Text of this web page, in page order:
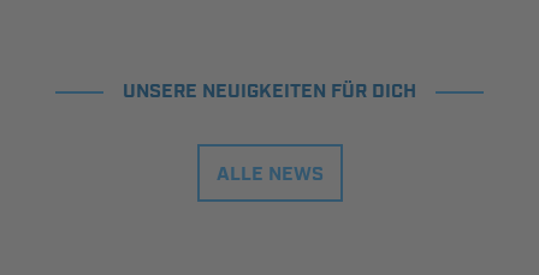
UNSERE NEUIGKEITEN FÜR DICH
ALLE NEWS